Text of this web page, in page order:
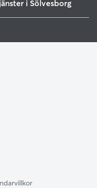
i Sölvesborg